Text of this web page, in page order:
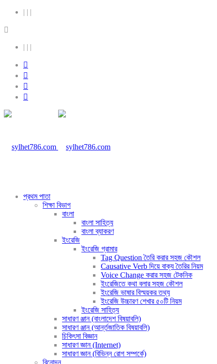
| | |
| | |
প্রথম পাতা
শিক্ষা বিভাগ
বাংলা
বাংলা সাহিত্য
বাংলা ব্যাকরণ
ইংরেজি
ইংরেজি গ্রামার
Tag Question তৈরি করার সহজ কৌশল
Causative Verb দিয়ে বাক্য তৈরির নিয়ম
Voice Change করার সহজ টেকনিক
ইংরেজিতে কথা বলার সহজ কৌশল
ইংরেজি ভাষার বিস্ময়কর তথ্য
ইংরেজি উচ্চারণ শেখার ৫০টি নিয়ম
ইংরেজি সাহিত্য
সাধারণ ঞ্জান (বাংলাদেশ বিষয়াবলি)
সাধারণ ঞ্জান (আর্ন্তজাতিক বিষয়াবলি)
চিকিৎসা বিজ্ঞান
সাধারণ জ্ঞান (Internet)
সাধারণ জ্ঞান (বিভিন্ন রোগ সম্পর্কে)
বিনোদন